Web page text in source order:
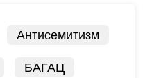
Антисемитизм
БАГАЦ